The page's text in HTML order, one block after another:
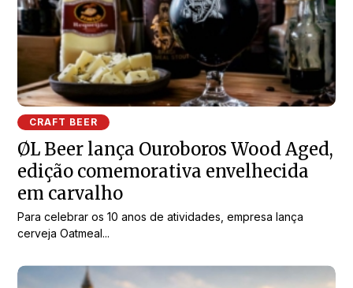
CRAFT BEER
ØL Beer lança Ouroboros Wood Aged,
edição comemorativa envelhecida
em carvalho
Para celebrar os 10 anos de atividades, empresa lança
cerveja Oatmeal...